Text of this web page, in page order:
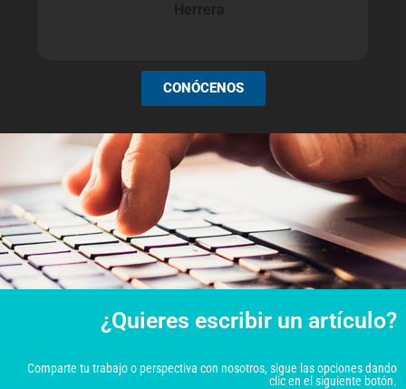
CONÓCENOS
¿Quieres escribir un artículo?
Comparte tu trabajo o perspectiva con nosotros, sigue las opciones dando
clic en el siguiente botón.